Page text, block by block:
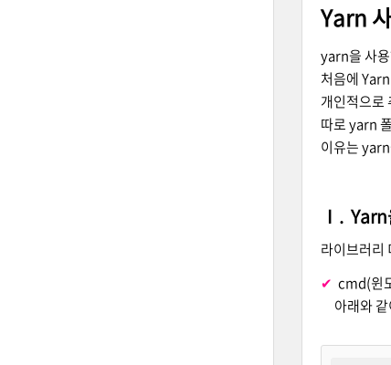
Yarn
yarn을 사
처음에
개인적으로
따로 yarn
이유는
Ⅰ. Yarn
라이브러리
✔ cmd(윈
아래와 같